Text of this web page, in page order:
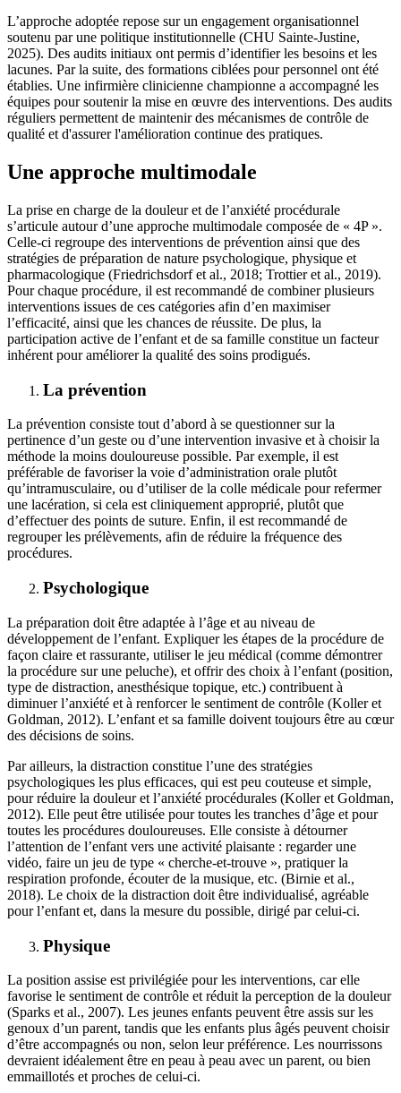
L’approche adoptée repose sur un engagement organisationnel
soutenu par une politique institutionnelle (CHU Sainte-Justine,
2025). Des audits initiaux ont permis d’identifier les besoins et les
lacunes. Par la suite, des formations ciblées pour personnel ont été
établies. Une infirmière clinicienne championne a accompagné les
équipes pour soutenir la mise en œuvre des interventions. Des audits
réguliers permettent de maintenir des mécanismes de contrôle de
qualité et d'assurer l'amélioration continue des pratiques.
Une approche multimodale
La prise en charge de la douleur et de l’anxiété procédurale
s’articule autour d’une approche multimodale composée de « 4P ».
Celle-ci regroupe des interventions de prévention ainsi que des
stratégies de préparation de nature psychologique, physique et
pharmacologique (Friedrichsdorf et al., 2018; Trottier et al., 2019).
Pour chaque procédure, il est recommandé de combiner plusieurs
interventions issues de ces catégories afin d’en maximiser
l’efficacité, ainsi que les chances de réussite. De plus, la
participation active de l’enfant et de sa famille constitue un facteur
inhérent pour améliorer la qualité des soins prodigués.
La prévention
La prévention consiste tout d’abord à se questionner sur la
pertinence d’un geste ou d’une intervention invasive et à choisir la
méthode la moins douloureuse possible. Par exemple, il est
préférable de favoriser la voie d’administration orale plutôt
qu’intramusculaire, ou d’utiliser de la colle médicale pour refermer
une lacération, si cela est cliniquement approprié, plutôt que
d’effectuer des points de suture. Enfin, il est recommandé de
regrouper les prélèvements, afin de réduire la fréquence des
procédures.
Psychologique
La préparation doit être adaptée à l’âge et au niveau de
développement de l’enfant. Expliquer les étapes de la procédure de
façon claire et rassurante, utiliser le jeu médical (comme démontrer
la procédure sur une peluche), et offrir des choix à l’enfant (position,
type de distraction, anesthésique topique, etc.) contribuent à
diminuer l’anxiété et à renforcer le sentiment de contrôle (Koller et
Goldman, 2012). L’enfant et sa famille doivent toujours être au cœur
des décisions de soins.
Par ailleurs, la distraction constitue l’une des stratégies
psychologiques les plus efficaces, qui est peu couteuse et simple,
pour réduire la douleur et l’anxiété procédurales (Koller et Goldman,
2012). Elle peut être utilisée pour toutes les tranches d’âge et pour
toutes les procédures douloureuses. Elle consiste à détourner
l’attention de l’enfant vers une activité plaisante : regarder une
vidéo, faire un jeu de type « cherche-et-trouve », pratiquer la
respiration profonde, écouter de la musique, etc. (Birnie et al.,
2018). Le choix de la distraction doit être individualisé, agréable
pour l’enfant et, dans la mesure du possible, dirigé par celui-ci.
Physique
La position assise est privilégiée pour les interventions, car elle
favorise le sentiment de contrôle et réduit la perception de la douleur
(Sparks et al., 2007). Les jeunes enfants peuvent être assis sur les
genoux d’un parent, tandis que les enfants plus âgés peuvent choisir
d’être accompagnés ou non, selon leur préférence. Les nourrissons
devraient idéalement être en peau à peau avec un parent, ou bien
emmaillotés et proches de celui-ci.